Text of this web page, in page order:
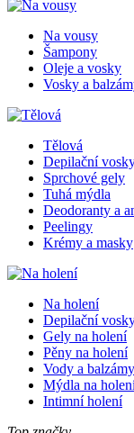
Na vousy
Šampony
Oleje a vosky
Vosky a
Tělová
Depilační
Sprchové gely
Tuhá mýdla
Deodoranty a
Peelingy
Krémy a masky
Na holení
Depilační
Gely na holení
Pěny na holení
Vody a
Mýdla na
Intimní holení